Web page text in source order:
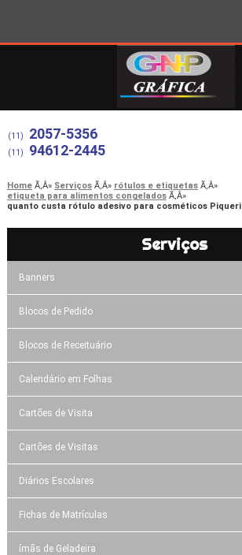
(11) 2057-5356
(11) 94612-2445
Home Serviços
rótulos e etiquetas
etiqueta para alimentos congelados
quanto custa rótulo adesivo para cosméticos Piqueri
Serviços
Banners
Blocos de Pedido
Blocos de Receituário
Calendário em Folhas
Cartões de Visita
Cartões de Visitas
Diários Escolares
Fichas de Matrículas
ímãs de Geladeira